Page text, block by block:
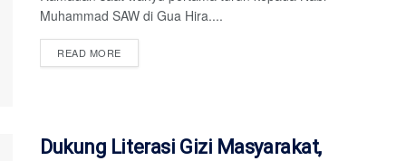
Muhammad SAW di Gua Hira....
READ MOREDETAILS
Dukung Literasi Gizi Masyarakat,